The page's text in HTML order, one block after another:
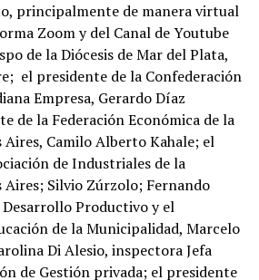
principalmente de manera virtual
Zoom y del Canal de Youtube
de la Diócesis de Mar del Plata,
el presidente de la Confederación
Empresa, Gerardo Díaz
de la Federación Económica de la
Aires, Camilo Alberto Kahale; el
de Industriales de la
Aires; Silvio Zúrzolo; Fernando
Productivo y el
de la Municipalidad, Marcelo
Di Alesio, inspectora Jefa
de Gestión privada; el presidente